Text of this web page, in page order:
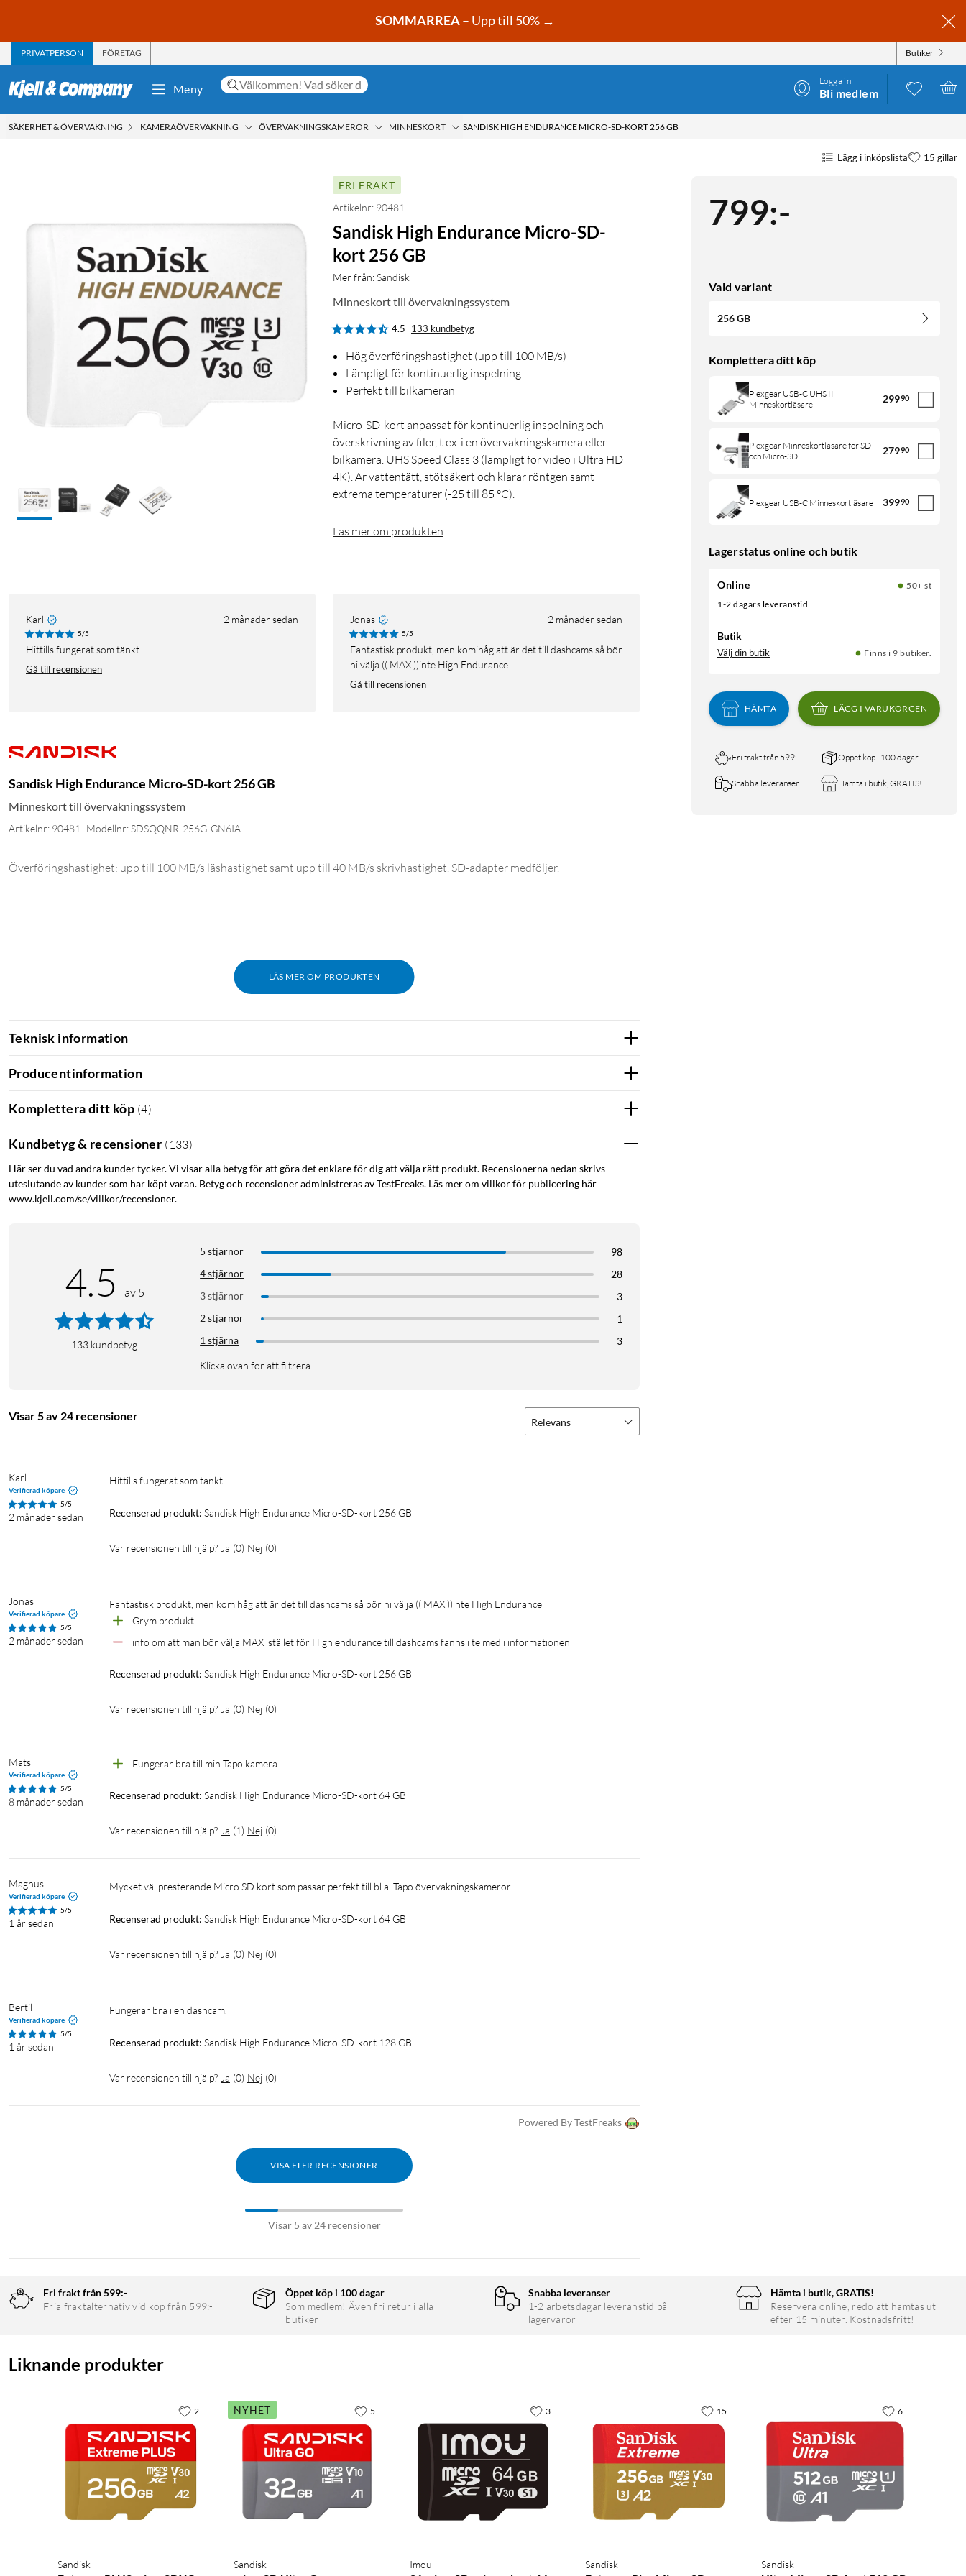
SOMMARREA– Upp till 50% →
PRIVATPERSON FÖRETAG Butiker
Meny
Logga in
Bli medlem
SÄKERHET & ÖVERVAKNING KAMERAÖVERVAKNING ÖVERVAKNINGSKAMEROR MINNESKORT SANDISK HIGH ENDURANCE MICRO-SD-KORT 256 GB
Lägg i inköpslista 15 gillar
799:-
Vald variant
256 GB
Komplettera ditt köp
Plexgear USB-C UHS II
Minneskortläsare
29990
Plexgear Minneskortläsare för SD
och Micro-SD
27990
Plexgear USB-C Minneskortläsare 39990
Lagerstatus online och butik
Online
50+ st
1-2 dagars leveranstid
Butik
Välj din butik Finns i 9 butiker.
HÄMTA LÄGG I VARUKORGEN
Fri frakt från 599:- Öppet köp i 100 dagar
Snabba leveranser Hämta i butik, GRATIS!
FRI FRAKT
Artikelnr: 90481
Sandisk High Endurance Micro-SD-
kort 256 GB
Mer från:Sandisk
Minneskort till övervakningssystem
4.5 133 kundbetyg
Hög överföringshastighet (upp till 100 MB/s)
Lämpligt för kontinuerlig inspelning
Perfekt till bilkameran
Micro-SD-kort anpassat för kontinuerlig inspelning och
överskrivning av filer, t.ex. i en övervakningskamera eller
bilkamera. UHS Speed Class 3 (lämpligt för video i Ultra HD
4K). Är vattentätt, stötsäkert och klarar röntgen samt
extrema temperaturer (-25 till 85 °C).
Läs mer om produkten
Karl 2 månader sedan
5/5
Hittills fungerat som tänkt
Gå till recensionen
Jonas 2 månader sedan
5/5
Fantastisk produkt, men komihåg att är det till dashcams så bör
ni välja (( MAX ))inte High Endurance
Gå till recensionen
Sandisk High Endurance Micro-SD-kort 256 GB
Minneskort till övervakningssystem
Artikelnr: 90481 Modellnr: SDSQQNR-256G-GN6IA
LÄS MER OM PRODUKTEN
Överföringshastighet: upp till 100 MB/s läshastighet samt upp till 40 MB/s skrivhastighet. SD-adapter medföljer.
Teknisk information
Producentinformation
Komplettera ditt köp (4)
Kundbetyg & recensioner ( 133)
Här ser du vad andra kunder tycker. Vi visar alla betyg för att göra det enklare för dig att välja rätt produkt. Recensionerna nedan skrivs
uteslutande av kunder som har köpt varan. Betyg och recensioner administreras av TestFreaks. Läs mer om villkor för publicering här
www.kjell.com/se/villkor/recensioner.
4.5 av 5
133 kundbetyg
5 stjärnor
98
4 stjärnor
28
3 stjärnor
3
2 stjärnor
1
1 stjärna
3
Klicka ovan för att filtrera
Visar 5 av 24 recensioner Relevans
Karl
Verifierad köpare
5/5
2 månader sedan
Hittills fungerat som tänkt
Recenserad produkt: Sandisk High Endurance Micro-SD-kort 256 GB
Var recensionen till hjälp? Ja (0) Nej (0)
Jonas
Verifierad köpare
5/5
2 månader sedan
Fantastisk produkt, men komihåg att är det till dashcams så bör ni välja (( MAX ))inte High Endurance
Grym produkt
info om att man bör välja MAX istället för High endurance till dashcams fanns i te med i informationen
Recenserad produkt: Sandisk High Endurance Micro-SD-kort 256 GB
Var recensionen till hjälp? Ja (0) Nej (0)
Mats
Verifierad köpare
5/5
8 månader sedan
Fungerar bra till min Tapo kamera.
Recenserad produkt: Sandisk High Endurance Micro-SD-kort 64 GB
Var recensionen till hjälp? Ja (1) Nej (0)
Magnus
Verifierad köpare
5/5
1 år sedan
Mycket väl presterande Micro SD kort som passar perfekt till bl.a. Tapo övervakningskameror.
Recenserad produkt: Sandisk High Endurance Micro-SD-kort 64 GB
Var recensionen till hjälp? Ja (0) Nej (0)
Bertil
Verifierad köpare
5/5
1 år sedan
Fungerar bra i en dashcam.
Recenserad produkt: Sandisk High Endurance Micro-SD-kort 128 GB
Var recensionen till hjälp? Ja (0) Nej (0)
Powered By TestFreaks
VISA FLER RECENSIONER
Visar 5 av 24 recensioner
Fri frakt från 599:-
Fria fraktalternativ vid köp från 599:-
Öppet köp i 100 dagar
Som medlem! Även fri retur i alla
butiker
Snabba leveranser
1-2 arbetsdagar leveranstid på
lagervaror
Hämta i butik, GRATIS!
Reservera online, redo att hämtas ut
efter 15 minuter. Kostnadsfritt!
Liknande produkter
Sandisk
2 NYHET
Sandisk
5
Imou
3
Sandisk
15
Sandisk
6